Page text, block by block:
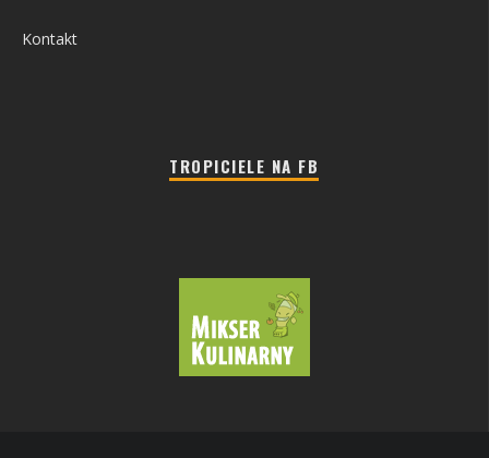
Kontakt
TROPICIELE NA FB